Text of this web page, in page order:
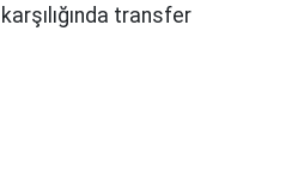
transfer